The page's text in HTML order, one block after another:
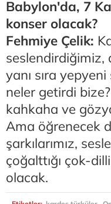
Babylon'da, 7
konser olacak?
Fehmiye Çelik:
seslendirdiğimiz,
yanı sıra yepyeni
neler getirdi
kahkaha ve
Ama öğrenecek
şarkılarımız,
çoğalttığı çok-
olacak.